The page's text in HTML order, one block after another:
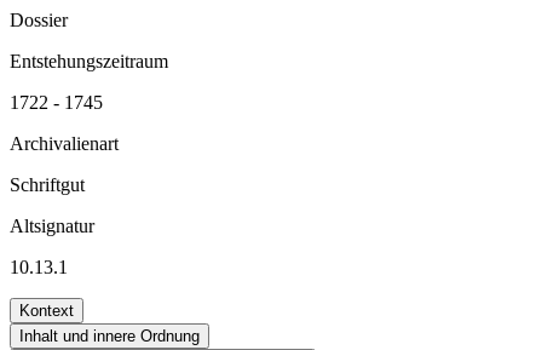
Dossier
Entstehungszeitraum
1722 - 1745
Archivalienart
Schriftgut
Altsignatur
10.13.1
Kontext
Inhalt und innere Ordnung